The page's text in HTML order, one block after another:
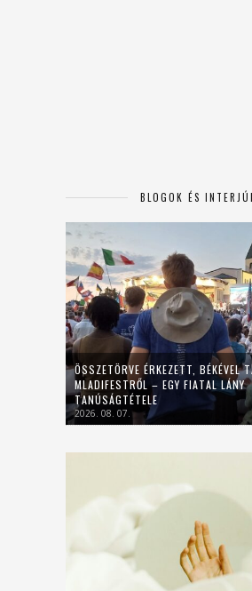
BLOGOK ÉS
ÖSSZETÖRVE ÉRKEZETT, BÉKÉVEL
MLADIFESTRŐL – EGY FIATAL LÁNY
TANÚSÁGTÉTELE
2026. 08. 07.